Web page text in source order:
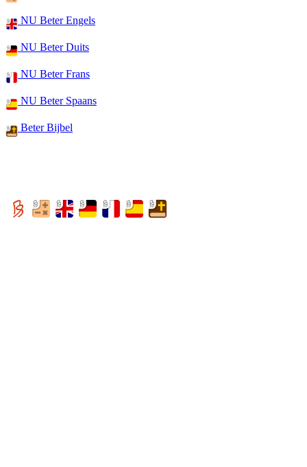
NU Beter Engels
NU Beter Duits
NU Beter Frans
NU Beter Spaans
Beter Bijbel